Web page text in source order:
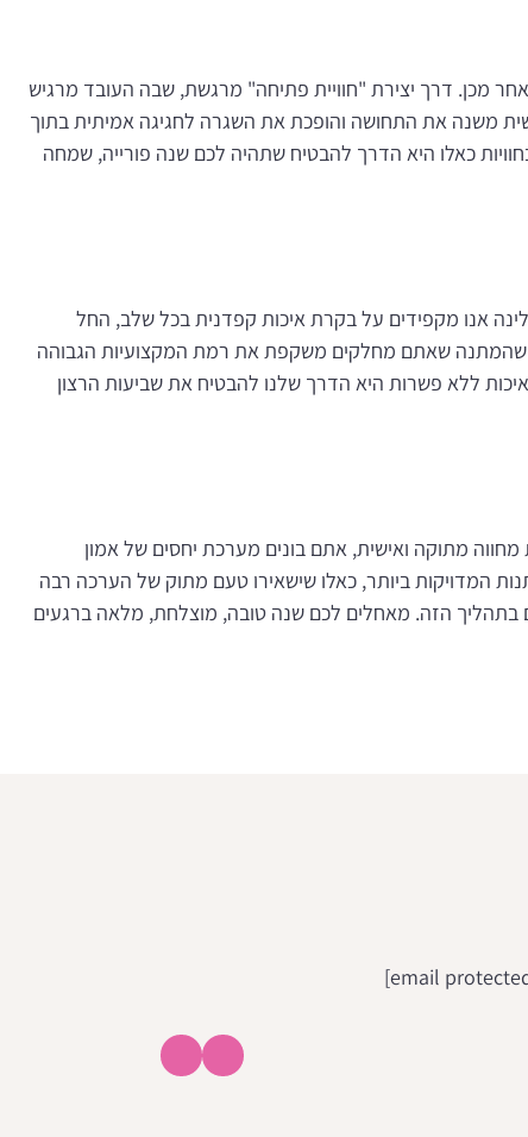
מכן. דרך יצירת "חוויית פתיחה" מרגשת, שבה העובד מרגיש
משנה את התחושה והופכת את השגרה לחגיגה אמיתית בתוך
כאלו היא הדרך להבטיח שתהיה לכם שנה פורייה, שמחה
אנו מקפידים על בקרת איכות קפדנית בכל שלב, החל
שהמתנה שאתם מחלקים משקפת את רמת המקצועיות הגבוהה
איכות ללא פשרות היא הדרך שלנו להבטיח את שביעות הרצון
מתוקה ואישית, אתם בונים מערכת יחסים של אמון
המדויקות ביותר, כאלו שישאירו טעם מתוק של הערכה רבה
בתהליך הזה. מאחלים לכם שנה טובה, מוצלחת, מלאה ברגעים